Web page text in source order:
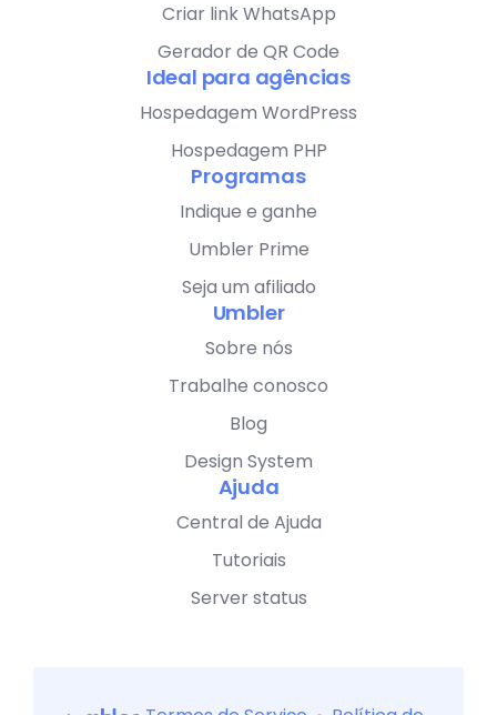
Criar link WhatsApp
Gerador de QR Code
Ideal para agências
Hospedagem WordPress
Hospedagem PHP
Programas
Indique e ganhe
Umbler Prime
Seja um afiliado
Umbler
Sobre nós
Trabalhe conosco
Blog
Design System
Ajuda
Central de Ajuda
Tutoriais
Server status